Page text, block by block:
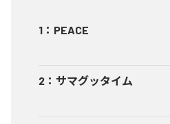
1 ： PEACE
2 ： サマグッタイム